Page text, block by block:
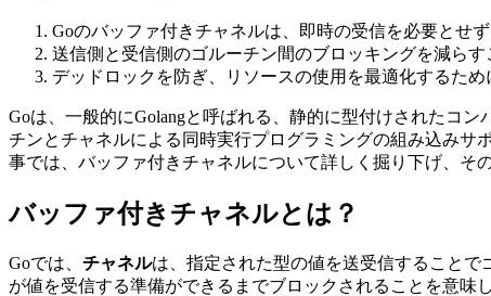
Goのバッファ付きチャネルは、即時の受信を必要とせ
送信側と受信側のゴルーチン間のブロッキングを減ら
デッドロックを防ぎ、リソースの使用を最適化するた
Goは、一般的にGolangと呼ばれる、静的に型付けされたコ
チンとチャネルによる同時実行プログラミングの組み込みサ
事では、バッファ付きチャネルについて詳しく掘り下げ、そ
バッファ付きチャネルとは？
Goでは、 チャネルは、指定された型の値を送受信すること
が値を受信する準備ができるまでブロックされることを意